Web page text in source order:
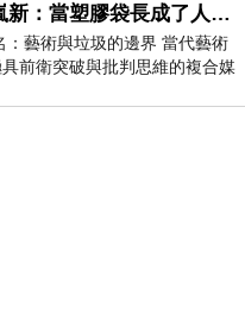
當代藝術家盧嵐新：當塑膠袋長成了人的模樣，我們的目光是否學會了放下偏見？
藝術與垃圾的邊界 當代藝術
前衛突破與批判思維的複合媒
大眾定義為廢棄物